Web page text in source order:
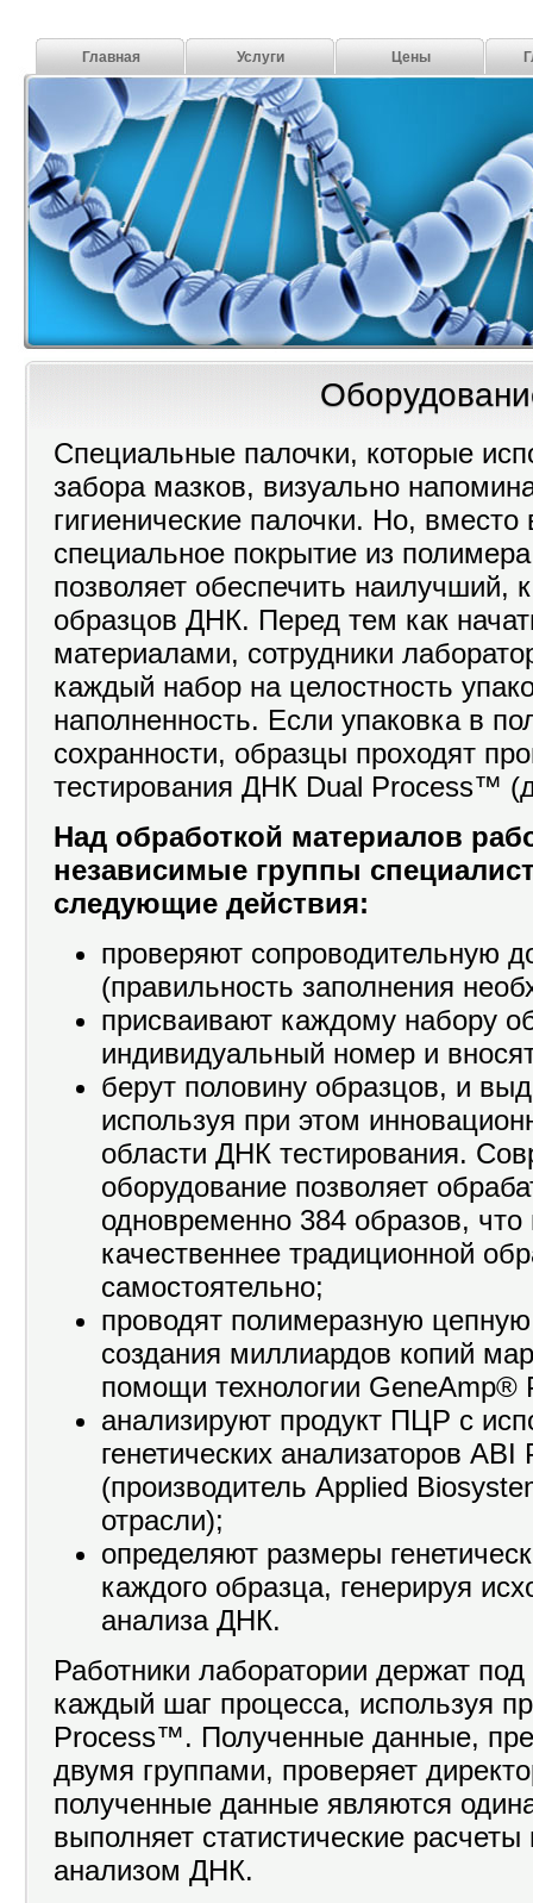
Главная Услуги Цены
Специальные палочки, которые
забора мазков, визуально
гигиенические палочки. Но,
специальное покрытие из
позволяет обеспечить наилучший,
образцов ДНК. Перед тем как
материалами, сотрудники
каждый набор на целостность
наполненность. Если упаковка в
сохранности, образцы проходят
тестирования ДНК Dual Process™
Над обработкой материалов
независимые группы
следующие действия:
проверяют сопроводительную
(правильность заполнения
присваивают каждому набору
индивидуальный номер и
берут половину образцов, и
используя при этом
области ДНК тестирования.
оборудование позволяет
одновременно 384 образов,
качественнее традиционной
самостоятельно;
проводят полимеразную
создания миллиардов копий
помощи технологии GeneAmp®
анализируют продукт ПЦР с
генетических анализаторов
(производитель Applied
отрасли);
определяют размеры
каждого образца, генерируя
анализа ДНК.
Работники лаборатории держат
каждый шаг процесса, используя
Process™. Полученные данные,
двумя группами, проверяет
полученные данные являются
выполняет статистические
анализом ДНК.